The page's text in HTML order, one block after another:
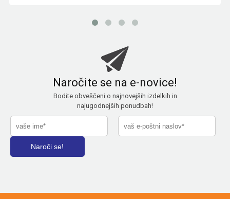
Naročite se na e-novice!
Bodite obveščeni o najnovejših izdelkih in
najugodnejših ponudbah!